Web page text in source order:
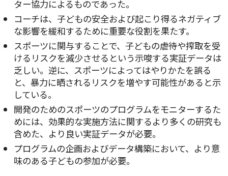
ター協力によるものであった。
コーチは、子どもの安全および起こり得るネガティブ
な影響を緩和するために重要な役割を果たす。
スポーツに関与することで、子どもの虐待や搾取を受
けるリスクを減少させるという示唆する実証データは
乏しい。逆に、スポーツによってはやりかたを誤る
と、暴力に晒されるリスクを増やす可能性があると示
している。
開発のためのスポーツのプログラムをモニターするた
めには、効果的な実施方法に関するより多くの研究も
含めた、より良い実証データが必要。
プログラムの企画およびデータ構築において、より意
味のある子どもの参加が必要。